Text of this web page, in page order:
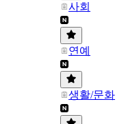
사회
연예
생활/문화